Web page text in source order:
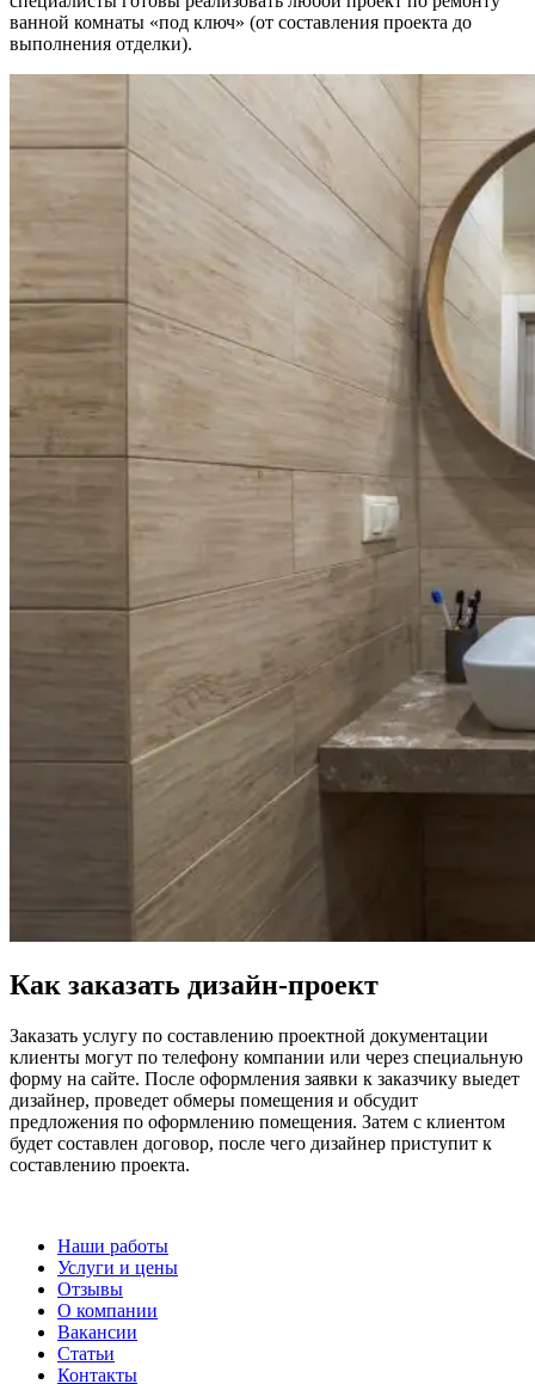
ванной комнаты «под ключ» (от составления проекта до
выполнения отделки).
Как заказать дизайн-проект
Заказать услугу по составлению проектной документации
клиенты могут по телефону компании или через специальную
форму на сайте. После оформления заявки к заказчику выедет
дизайнер, проведет обмеры помещения и обсудит
предложения по оформлению помещения. Затем с клиентом
будет составлен договор, после чего дизайнер приступит к
составлению проекта.
Наши работы
Услуги и цены
Отзывы
О компании
Вакансии
Статьи
Контакты